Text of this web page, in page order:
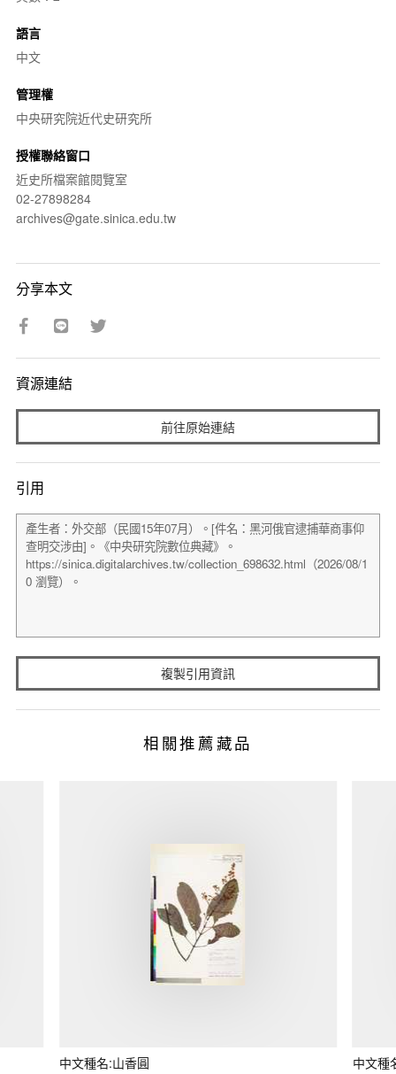
語言
中文
管理權
中央研究院近代史研究所
授權聯絡窗口
近史所檔案館閱覽室
02-27898284
archives@gate.sinica.edu.tw
分享本文
資源連結
前往原始連結
引用
複製引用資訊
相關推薦藏品
中文種名:山香圓 中文種